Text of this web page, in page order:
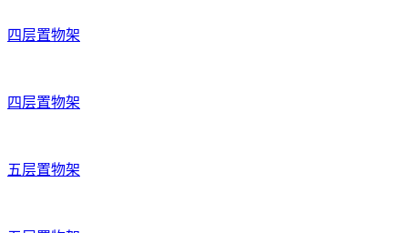
四层置物架
四层置物架
五层置物架